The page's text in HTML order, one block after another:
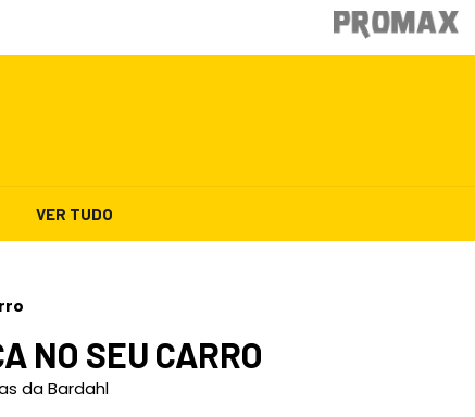
VER TUDO
NO SEU CARRO
da Bardahl